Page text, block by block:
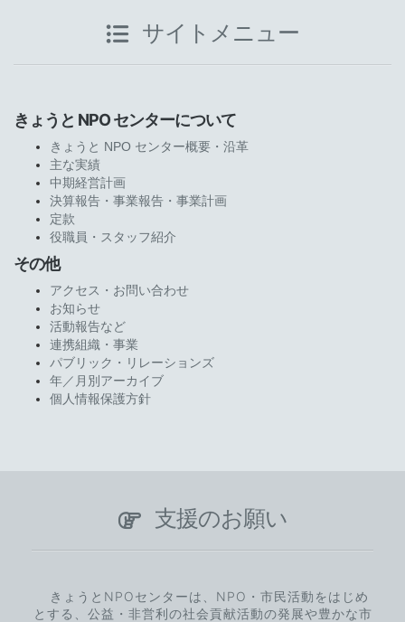
サイトメニュー
きょうと NPO センターについて
きょうと NPO センター概要・沿革
主な実績
中期経営計画
決算報告・事業報告・事業計画
定款
役職員・スタッフ紹介
その他
アクセス・お問い合わせ
お知らせ
活動報告など
連携組織・事業
パブリック・リレーションズ
年／月別アーカイブ
個人情報保護方針
支援のお願い
きょうとNPOセンターは、NPO・市民活動をはじめ
とする、公益・非営利の社会貢献活動の発展や豊かな市